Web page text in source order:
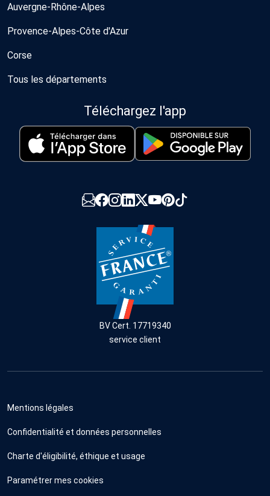
Auvergne-Rhône-Alpes
Provence-Alpes-Côte d'Azur
Corse
Tous les départements
Téléchargez l'app
BV Cert. 17719340
service client
Mentions légales
Confidentialité et données personnelles
Charte d'éligibilité, éthique et usage
Paramétrer mes cookies